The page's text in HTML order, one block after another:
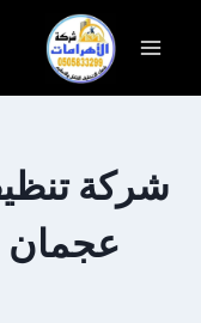
شركة
عجمان 0505833299